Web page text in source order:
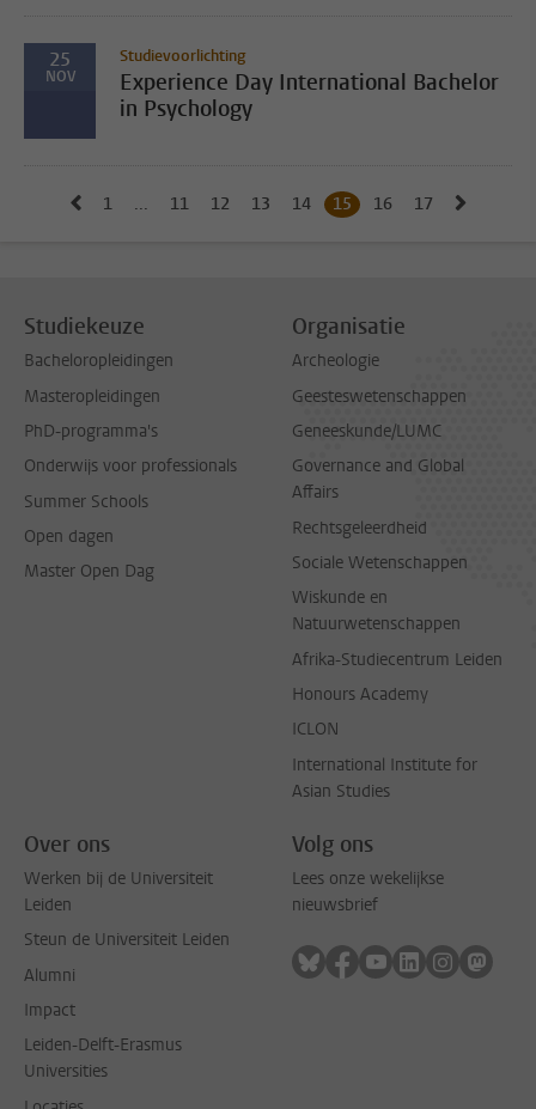
25
NOV
Studievoorlichting
Experience Day International Bachelor
in Psychology
Naar vorige pagina, pagina 14
Naar eerste pagina, pagina
1 ... Naar pagina
11 Naar pagina
12 Naar pagina
13 Naar pagina
14 Huidige pagina, pagina
15 Naar pagina
16 Naar pagina
17
Studiekeuze
Bacheloropleidingen
Masteropleidingen
PhD-programma's
Onderwijs voor professionals
Summer Schools
Open dagen
Master Open Dag
Organisatie
Archeologie
Geesteswetenschappen
Geneeskunde/LUMC
Governance and Global
Affairs
Rechtsgeleerdheid
Sociale Wetenschappen
Wiskunde en
Natuurwetenschappen
Afrika-Studiecentrum Leiden
Honours Academy
ICLON
International Institute for
Asian Studies
Over ons
Werken bij de Universiteit
Leiden
Steun de Universiteit Leiden
Alumni
Impact
Leiden-Delft-Erasmus
Universities
Volg ons
Lees onze wekelijkse
nieuwsbrief
Volg ons op bluesky
Volg ons op facebook
Volg ons op
Volg ons op
Volg ons
Volg